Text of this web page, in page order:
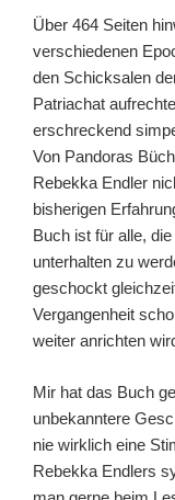
Über 464 Seiten
verschiedenen
den Schicksalen
Patriachat
erschreckend
Von Pandoras
Rebekka Endler
bisherigen
Buch ist für alle,
unterhalten zu
geschockt
Vergangenheit
weiter anrichten
Mir hat das Buch
unbekanntere
nie wirklich eine
Rebekka Endlers